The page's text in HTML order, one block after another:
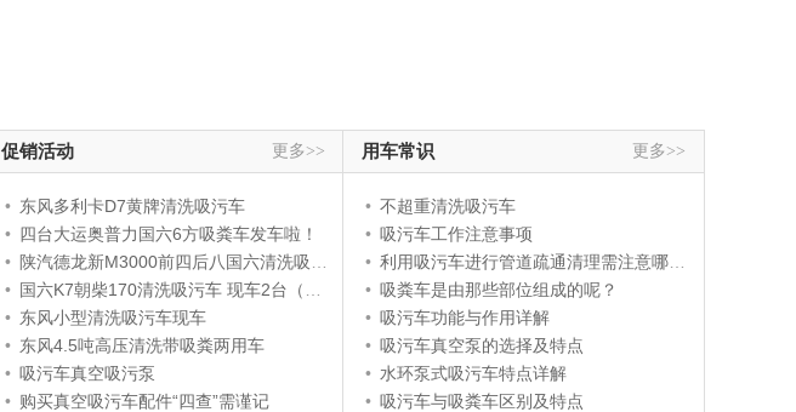
促销活动 更多>>
• 东风多利卡D7黄牌清洗吸污车
• 四台大运奥普力国六6方吸粪车发车啦！
• 陕汽德龙新M3000前四后八国六清洗吸污车多少钱一辆？
• 国六K7朝柴170清洗吸污车 现车2台（颜色：白绿灰）
• 东风小型清洗吸污车现车
• 东风4.5吨高压清洗带吸粪两用车
• 吸污车真空吸污泵
• 购买真空吸污车配件“四查”需谨记
用车常识 更多>>
• 不超重清洗吸污车
• 吸污车工作注意事项
• 利用吸污车进行管道疏通清理需注意哪些事项
• 吸粪车是由那些部位组成的呢？
• 吸污车功能与作用详解
• 吸污车真空泵的选择及特点
• 水环泵式吸污车特点详解
• 吸污车与吸粪车区别及特点